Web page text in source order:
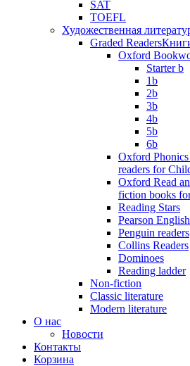
SAT
TOEFL
Художественная
Graded Readers
Oxford
Starter b
1b
2b
3b
4b
5b
6b
Oxford
readers for
Oxford Read
fiction books
Reading Stars
Pearson
Penguin readers
Collins Readers
Dominoes
Reading ladder
Non-fiction
Classic literature
Modern literature
О нас
Новости
Контакты
Корзина